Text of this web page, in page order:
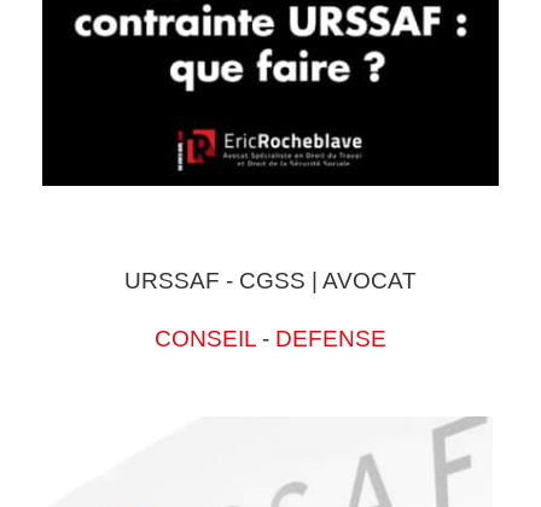
URSSAF - CGSS | AVOCAT
CONSEIL - DEFENSE